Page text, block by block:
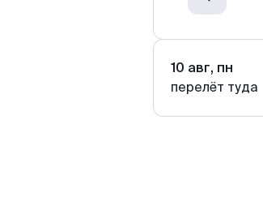
10 авг, пн
перелёт туда